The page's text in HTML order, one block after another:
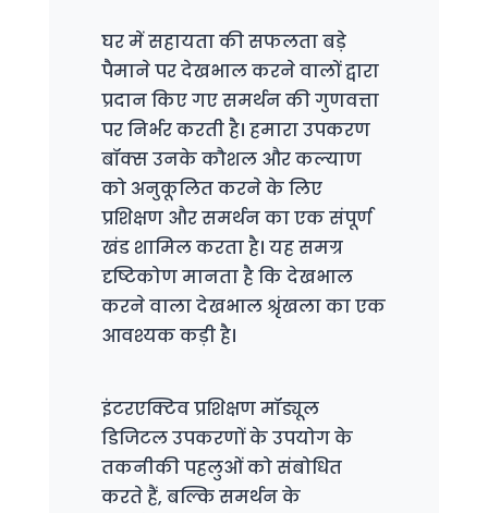
घर में सहायता की सफलता बड़े
पैमाने पर देखभाल करने वालों द्वारा
प्रदान किए गए समर्थन की गुणवत्ता
पर निर्भर करती है। हमारा उपकरण
बॉक्स उनके कौशल और कल्याण
को अनुकूलित करने के लिए
प्रशिक्षण और समर्थन का एक संपूर्ण
खंड शामिल करता है। यह समग्र
दृष्टिकोण मानता है कि देखभाल
करने वाला देखभाल श्रृंखला का एक
आवश्यक कड़ी है।
इंटरएक्टिव प्रशिक्षण मॉड्यूल
डिजिटल उपकरणों के उपयोग के
तकनीकी पहलुओं को संबोधित
करते हैं, बल्कि समर्थन के